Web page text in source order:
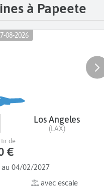
à Papeete
08-2026
Los Angeles
(LAX)
04/02/2027
avec escale
de
€